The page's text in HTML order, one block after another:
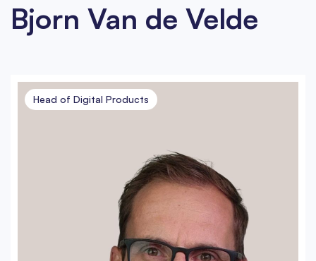
Bjorn Van de Velde
Head of Digital Products